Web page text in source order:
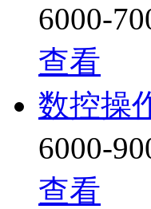
6000-
查看
数控操
6000-
查看